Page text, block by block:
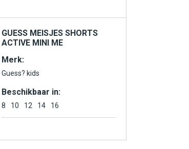
GUESS MEISJES SHORTS
ACTIVE MINI ME
Merk:
Guess? kids
Beschikbaar in:
8 10 12 14 16